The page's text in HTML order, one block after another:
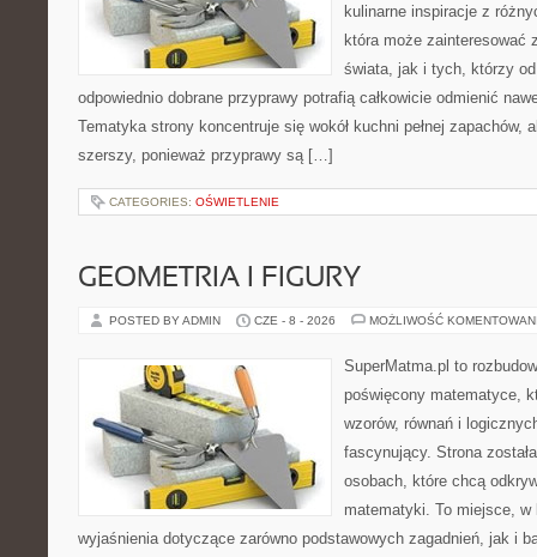
kulinarne inspiracje z
która może zainteresować
świata, jak i tych, którzy
odpowiednio dobrane przyprawy potrafią całkowicie odmienić
Tematyka strony koncentruje się wokół kuchni pełnej zapachów,
szerszy, ponieważ przyprawy są […]
CATEGORIES: OŚWIETLENIE
GEOMETRIA I FIGURY
POSTED BY ADMIN CZE - 8 - 2026 MOŻLIWOŚĆ
SuperMatma.pl to
poświęcony matematyce,
wzorów, równań i
fascynujący. Strona
osobach, które chcą
matematyki. To miejsce,
wyjaśnienia dotyczące zarówno podstawowych zagadnień, jak i